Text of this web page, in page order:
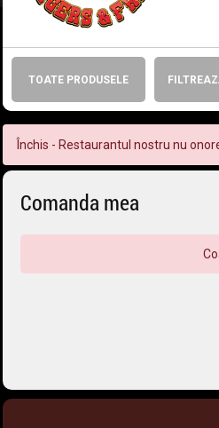
TOATE PRODUSELE
Închis - Restaurantul nostru nu
Comanda mea